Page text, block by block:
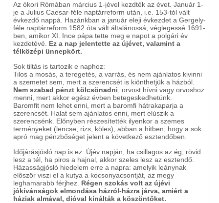
Az ókori Rómában március 1-jével kezdték az évet. Január 1-
je a Julius Caesar-féle naptárreform után, i.e. 153-tól vált
évkezdő nappá. Hazánkban a január eleji évkezdet a Gergely-
féle naptárreform 1582 óta vált általánossá, véglegessé 1691-
ben, amikor XI. Ince pápa tette meg e napot a polgári év
kezdetévé.
Ez a nap jelentette az újévet, valamint a
télközépi ünnepkört.
Sok tiltás is tartozik e naphoz:
Tilos a mosás, a teregetés, a varrás, és nem ajánlatos kivinni
a szemetet sem, mert a szerencsét is kiönthetjük a házból.
Nem szabad pénzt kölcsönadni , orvost hívni vagy orvoshoz
menni, mert akkor egész évben betegeskedhetünk.
Baromfit nem lehet enni, mert a baromfi hátrakaparja a
szerencsét. Halat sem ajánlatos enni, mert elúszik a
szerencsénk. Előnyben részesítették ilyenkor a szemes
terményeket (lencse, rizs, köles), abban a hitben, hogy a sok
apró mag pénzbőséget jelent a következő esztendőben.
Időjárásjósló nap is ez: Újév napján, ha csillagos az ég, rövid
lesz a tél, ha piros a hajnal, akkor szeles lesz az esztendő.
Házasságjósló hiedelem erre a napra: amelyik leánynak
először viszi el a kutya a kocsonyacsontját, az megy
leghamarabb férjhez. Régen szokás volt az újévi
jókívánságok elmondása házról-házra járva, amiért a
háziak almával, dióval kínálták a köszöntőket.